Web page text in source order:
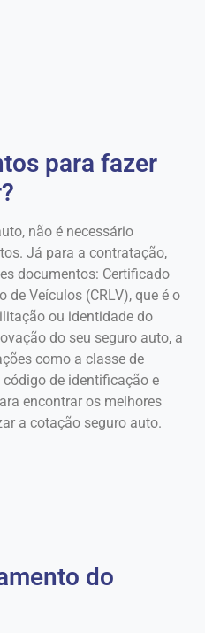
para fazer
não é necessário
Já para a contratação,
documentos: Certificado
de Veículos (CRLV), que é o
ou identidade do
do seu seguro auto, a
como a classe de
código de identificação e
encontrar os melhores
a cotação seguro auto.
do